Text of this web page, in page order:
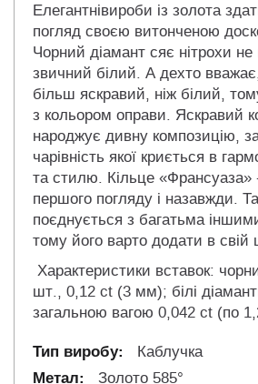
Елегантнівироби із золота
погляд своєю витонченою
Чорний діамант сяє нітрохи
звичний білий. А дехто
більш яскравий, ніж білий,
з кольором оправи. Яскравий
народжує дивну композицію,
чарівність якої криється в
та стилю. Кільце
першого погляду і назавжди.
поєднується з багатьма
тому його варто додати в свій
Характеристики вставок:
шт., 0,12 ct (3 мм); білі
загальною вагою 0,042 ct (по
Каблучка
Золото 585°